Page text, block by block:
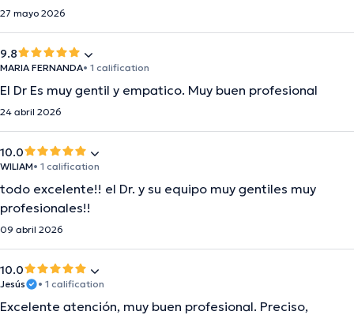
27 mayo 2026
9.8
MARIA FERNANDA• 1 calification
El Dr Es muy gentil y empatico. Muy buen profesional
24 abril 2026
10.0
WILIAM• 1 calification
todo excelente!! el Dr. y su equipo muy gentiles muy
profesionales!!
09 abril 2026
10.0
Jesús • 1 calification
Excelente atención, muy buen profesional. Preciso,